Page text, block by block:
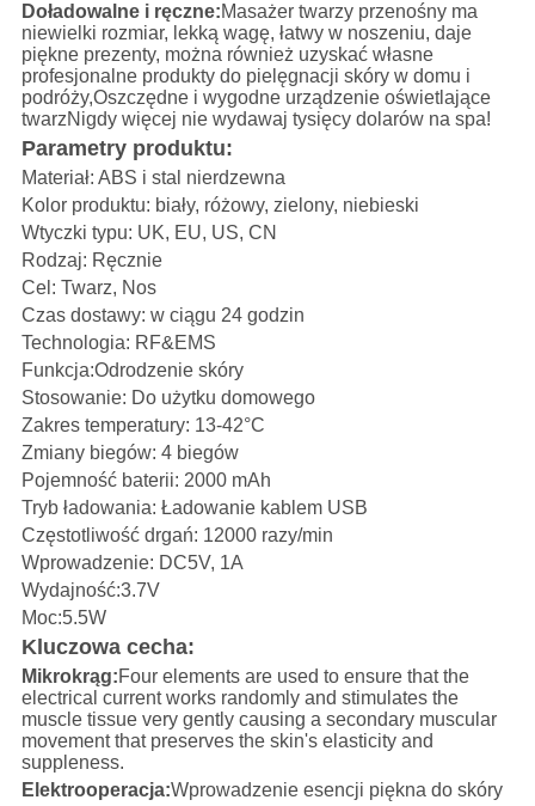
Doładowalne i ręczne:Masażer twarzy przenośny ma
niewielki rozmiar, lekką wagę, łatwy w noszeniu, daje
piękne prezenty, można również uzyskać własne
profesjonalne produkty do pielęgnacji skóry w domu i
podróży,Oszczędne i wygodne urządzenie oświetlające
twarzNigdy więcej nie wydawaj tysięcy dolarów na spa!
Parametry produktu:
Materiał: ABS i stal nierdzewna
Kolor produktu: biały, różowy, zielony, niebieski
Wtyczki typu: UK, EU, US, CN
Rodzaj: Ręcznie
Cel: Twarz, Nos
Czas dostawy: w ciągu 24 godzin
Technologia: RF&EMS
Funkcja:Odrodzenie skóry
Stosowanie: Do użytku domowego
Zakres temperatury: 13-42°C
Zmiany biegów: 4 biegów
Pojemność baterii: 2000 mAh
Tryb ładowania: Ładowanie kablem USB
Częstotliwość drgań: 12000 razy/min
Wprowadzenie: DC5V, 1A
Wydajność:3.7V
Moc:5.5W
Kluczowa cecha:
Mikrokrąg:Four elements are used to ensure that the
electrical current works randomly and stimulates the
muscle tissue very gently causing a secondary muscular
movement that preserves the skin's elasticity and
suppleness.
Elektrooperacja:Wprowadzenie esencji piękna do skóry